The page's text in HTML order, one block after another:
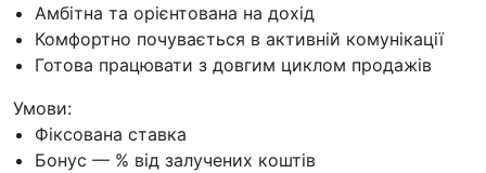
Амбітна та орієнтована на дохід
Комфортно почувається в активній комунікації
Готова працювати з довгим циклом продажів
Умови:
Фіксована ставка
Бонус — % від залучених коштів